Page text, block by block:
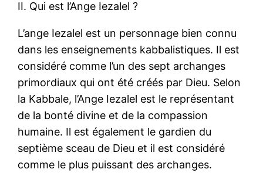
II. Qui est l’Ange Iezalel ?
L’ange Iezalel est un personnage bien connu
dans les enseignements kabbalistiques. Il est
considéré comme l’un des sept archanges
primordiaux qui ont été créés par Dieu. Selon
la Kabbale, l’Ange Iezalel est le représentant
de la bonté divine et de la compassion
humaine. Il est également le gardien du
septième sceau de Dieu et il est considéré
comme le plus puissant des archanges.